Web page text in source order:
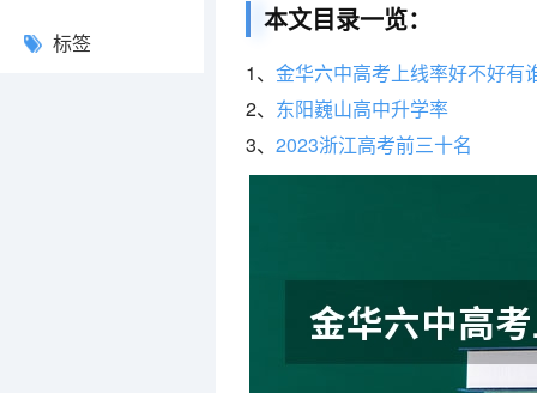
标签
本文目录一览：
1、 金华六中高考上线率好不好有
2、 东阳巍山高中升学率
3、 2023浙江高考前三十名